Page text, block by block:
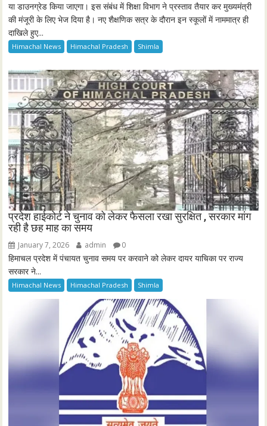
या डाउनग्रेड किया जाएगा। इस संबंध में शिक्षा विभाग ने प्रस्ताव तैयार कर मुख्यमंत्री
की मंजूरी के लिए भेज दिया है। नए शैक्षणिक सत्र के दौरान इन स्कूलों में नाममात्र ही
दाखिले हुए...
Himachal News Himachal Pradesh Shimla
प्रदेश हाईकोर्ट ने चुनाव को लेकर फैसला रखा सुरक्षित , सरकार मांग
रही है छह माह का समय
January 7, 2026 admin 0
हिमाचल प्रदेश में पंचायत चुनाव समय पर करवाने को लेकर दायर याचिका पर राज्य
सरकार ने...
Himachal News Himachal Pradesh Shimla